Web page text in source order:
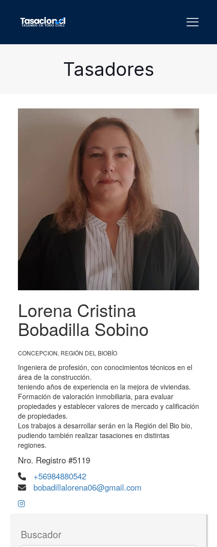
Tasadores
Lorena Cristina
Bobadilla Sobino
CONCEPCION, REGIÓN DEL BIOBÍO
Ingeniera de profesión, con conocimientos técnicos en el
área de la construcción.
teniendo años de experiencia en la mejora de viviendas.
Formación de valoración inmobiliaria, para evaluar
propiedades y establecer valores de mercado y calificación
de propiedades.
Los trabajos a desarrollar serán en la Región del Bio bio,
pudiendo también realizar tasaciones en distintas
regiones.
Nro. Registro #5119
+56984880542
bobadillalorena06@gmail.com
Buscador